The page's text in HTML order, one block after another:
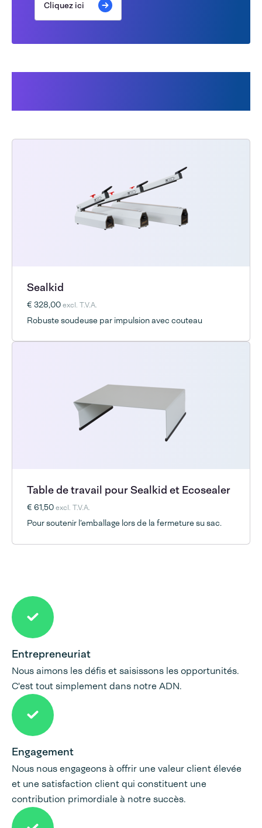
Cliquez ici
Sealkid
€ 328,00excl. T.V.A.
Robuste soudeuse par impulsion avec couteau
Table de travail pour Sealkid et Ecosealer
€ 61,50excl. T.V.A.
Pour soutenir l’emballage lors de la fermeture su sac.
Entrepreneuriat
Nous aimons les défis et saisissons les opportunités.
C'est tout simplement dans notre ADN.
Engagement
Nous nous engageons à offrir une valeur client élevée
et une satisfaction client qui constituent une
contribution primordiale à notre succès.